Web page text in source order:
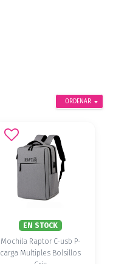
ORDENAR
EN STOCK
Mochila Raptor C-usb P-
carga Multiples Bolsillos